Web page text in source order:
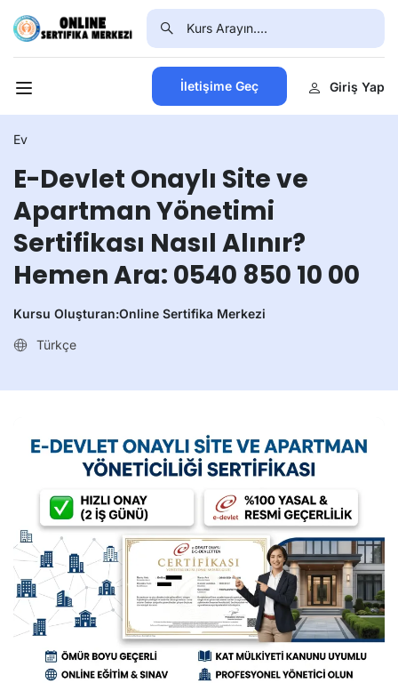
İletişime Geç Giriş Yap
Ev
E-Devlet Onaylı Site ve
Apartman Yönetimi
Sertifikası Nasıl Alınır?
Hemen Ara: 0540 850 10 00
Kursu Oluşturan:Online Sertifika Merkezi
Türkçe